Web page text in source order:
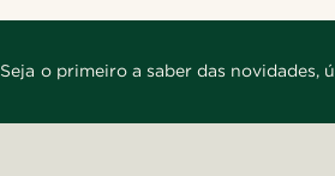
Seja o primeiro a saber das novidades,